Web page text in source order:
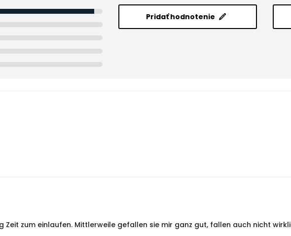
Pridať hodnotenie
Zeit zum einlaufen. Mittlerweile gefallen sie mir ganz gut, fallen auch nicht